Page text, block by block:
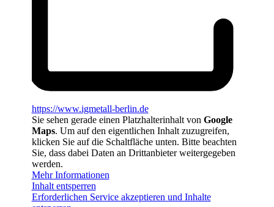
Webseite
https://www.igmetall-berlin.de
Sie sehen gerade einen Platzhalterinhalt von Google
Maps. Um auf den eigentlichen Inhalt zuzugreifen,
klicken Sie auf die Schaltfläche unten. Bitte beachten
Sie, dass dabei Daten an Drittanbieter weitergegeben
werden.
Mehr Informationen
Inhalt entsperren
Erforderlichen Service akzeptieren und Inhalte